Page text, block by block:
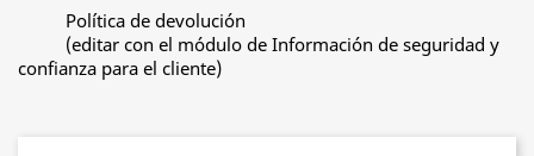
Política de devolución
(editar con el módulo de Información de seguridad y
confianza para el cliente)